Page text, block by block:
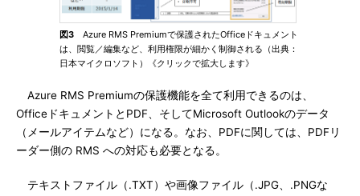
図3 Azure RMS Premiumで保護されたOfficeドキュメント
は、閲覧／編集など、利用権限が細かく制御される（出典：
日本マイクロソフト）《クリックで拡大します》
Azure RMS Premiumの保護機能を全て利用できるのは、
OfficeドキュメントとPDF、そしてMicrosoft Outlookのデータ
（メールアイテムなど）になる。なお、PDFに関しては、PDFリ
ーダー側の RMS への対応も必要となる。
テキストファイル（.TXT）や画像ファイル（.JPG、.PNGな